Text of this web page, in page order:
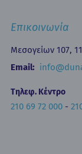
Εκπαίδευση
Έντυπα
Επικοινωνία
Μεσογείων 107,
Email:
Τηλεφ. Κέντρο
210 69 72 000-